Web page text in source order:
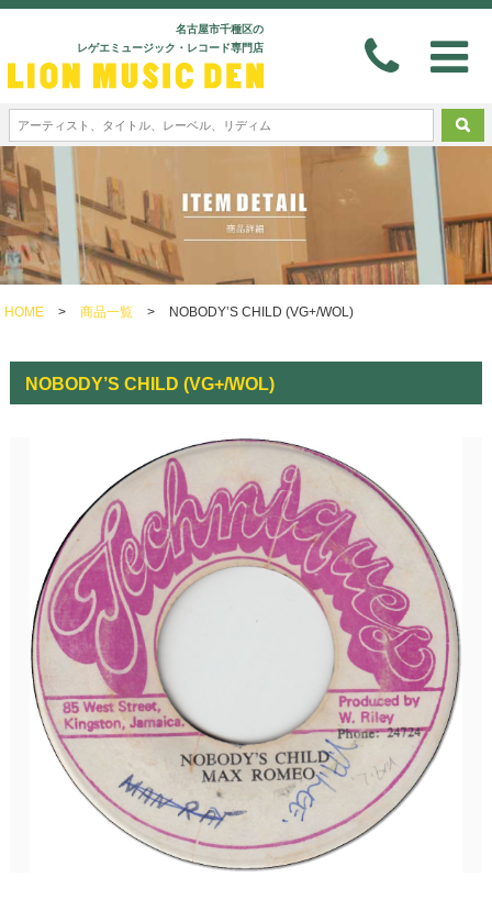
名古屋市千種区の
レゲエミュージック・レコード専門店
HOME > 商品一覧 > NOBODY’S CHILD (VG+/WOL)
NOBODY’S CHILD (VG+/WOL)